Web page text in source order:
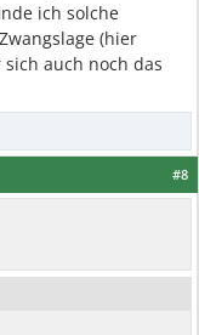
ich solche
(hier
auch noch das
#8